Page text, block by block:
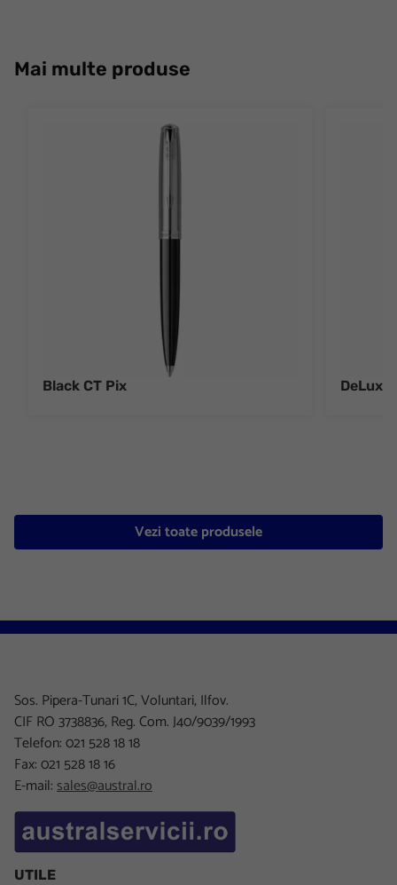
Mai multe produse
Black CT Pix DeLuxe
Vezi toate produsele
Sos. Pipera-Tunari 1C, Voluntari, Ilfov.
CIF RO 3738836, Reg. Com. J40/9039/1993
Telefon: 021 528 18 18
Fax: 021 528 18 16
E-mail:sales@austral.ro
UTILE